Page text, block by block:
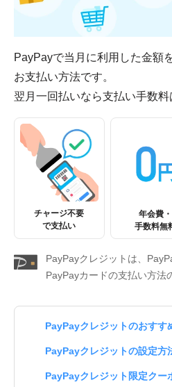
PayPayで当月に利用した金額
お支払い方法です。
翌月一回払いなら支払い手数料
チャージ不要
で支払い
年会費・
手数料無
PayPayクレジットは、
PayPayカードの支払い方法
PayPayクレジットのおすす
PayPayクレジットの設定方
PayPayクレジット限定クー